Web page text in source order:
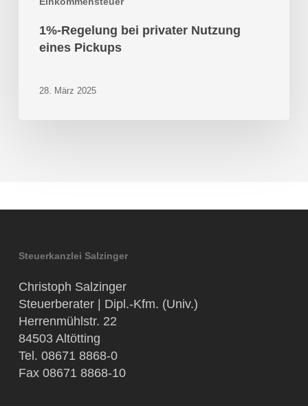
1%-Regelung bei privater Nutzung
eines Pickups
28. März 2025
Steuerkanzlei Salzinger
Christoph Salzinger
Steuerberater | Dipl.-Kfm. (Univ.)
Herrenmühlstr. 22
84503 Altötting
Tel. 08671 8868-0
Fax 08671 8868-10